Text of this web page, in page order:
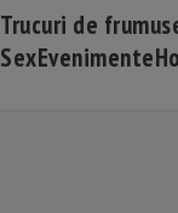
Trucuri de
SexEvenimente